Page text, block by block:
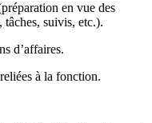
en vue des
tâches, suivis, etc.).
d’affaires.
à la fonction.